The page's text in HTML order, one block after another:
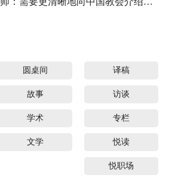
圆桌间 译稿
故事 访谈
学术 专栏
文学 悦读
悦职场